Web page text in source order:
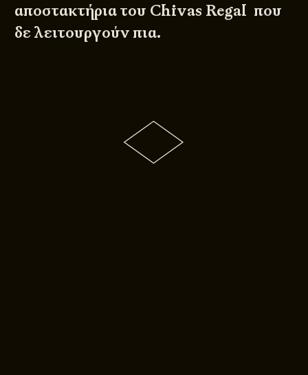
αποστακτήρια του Chivas Regal που
δε λειτουργούν πια.